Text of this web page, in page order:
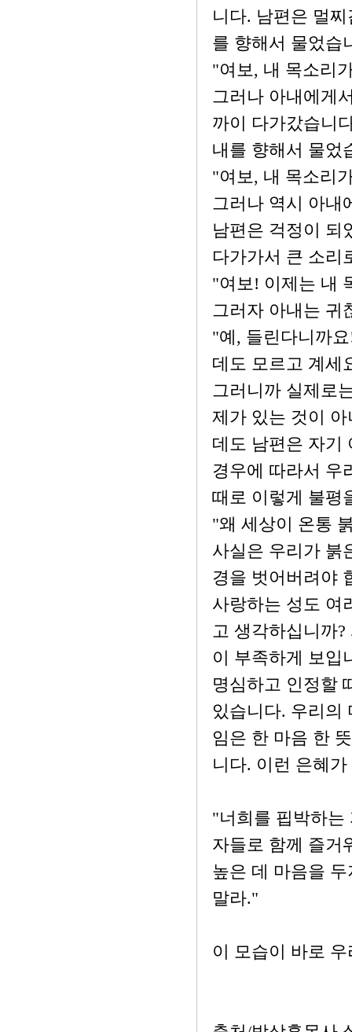
니다. 남편은 멀
를 향해서 물었습
"여보, 내 목소리
그러나 아내에게
까이 다가갔습니
내를 향해서 물었
"여보, 내 목소리
그러나 역시 아내
남편은 걱정이 되
다가가서 큰 소리
"여보! 이제는 내
그러자 아내는 귀
"예, 들린다니까
데도 모르고 계세
그러니까 실제로
제가 있는 것이
데도 남편은 자기
경우에 따라서 우
때로 이렇게 불평
"왜 세상이 온통
사실은 우리가 붉
경을 벗어버려야
사랑하는 성도 여
고 생각하십니까
이 부족하게 보입
명심하고 인정할
있습니다. 우리의
임은 한 마음 한
니다. 이런 은혜
"너희를 핍박하는
자들로 함께 즐거
높은 데 마음을
말라."
이 모습이 바로